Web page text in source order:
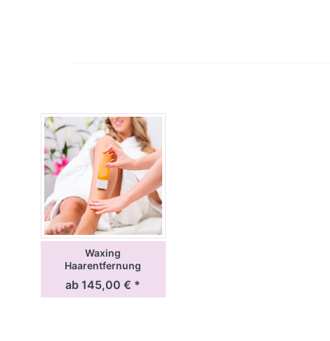
Waxing
Haarentfernung
Ausbildung
ab 145,00 € *